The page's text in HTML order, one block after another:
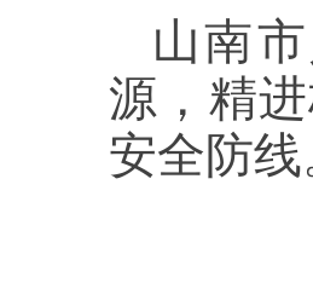
山南
源，精
安全防线